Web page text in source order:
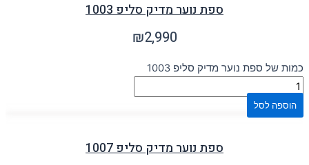
ספת נוער מדיק סליפ 1003
₪2,990
כמות של ספת נוער מדיק סליפ 1003
הוספה לסל
ספת נוער מדיק סליפ 1007